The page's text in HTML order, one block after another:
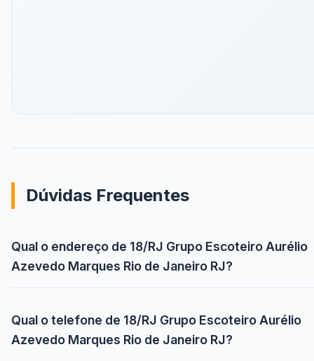
Dúvidas Frequentes
Qual o endereço de 18/RJ Grupo Escoteiro Aurélio
Azevedo Marques Rio de Janeiro RJ?
Qual o telefone de 18/RJ Grupo Escoteiro Aurélio
Azevedo Marques Rio de Janeiro RJ?